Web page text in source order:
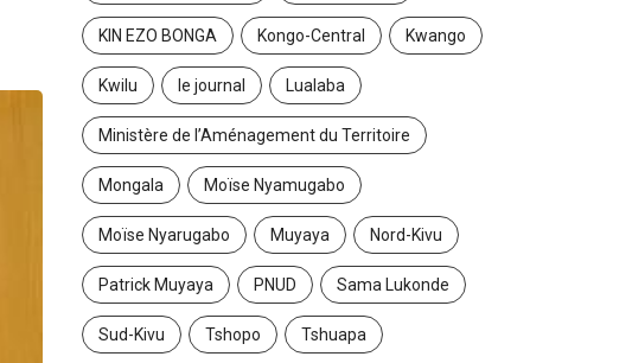
KIN EZO BONGA Kongo-Central Kwango
Kwilu le journal Lualaba
Ministère de l’Aménagement du Territoire
Mongala Moïse Nyamugabo
Moïse Nyarugabo Muyaya Nord-Kivu
Patrick Muyaya PNUD Sama Lukonde
Sud-Kivu Tshopo Tshuapa